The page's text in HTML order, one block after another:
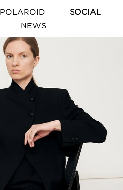
POLAROID
SOCIAL
NEWS